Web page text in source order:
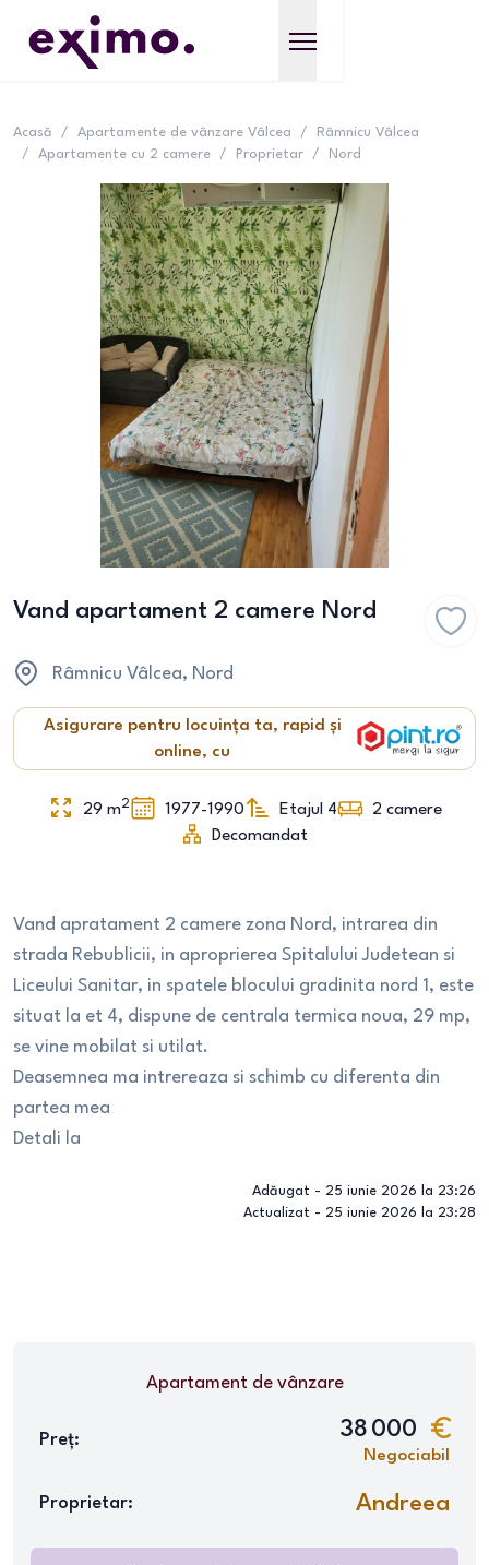
Acasă / Apartamente de vânzare Vâlcea /
Râmnicu Vâlcea
/
Apartamente cu 2 camere / Proprietar / Nord
Vand apartament 2 camere Nord
Râmnicu Vâlcea, Nord
Asigurare pentru locuința ta, rapid și
online, cu
29 m2 1977-1990 Etajul 4 2 camere
Decomandat
Vand apratament 2 camere zona Nord, intrarea din
strada Rebublicii, in aproprierea Spitalului Judetean si
Liceului Sanitar, in spatele blocului gradinita nord 1, este
situat la et 4, dispune de centrala termica noua, 29 mp,
se vine mobilat si utilat.
Deasemnea ma intrereaza si schimb cu diferenta din
partea mea
Detali la
Adăugat - 25 iunie 2026 la 23:26
Actualizat - 25 iunie 2026 la 23:28
Apartamentde vânzare
Preț: 38 000
Negociabil
Proprietar: Andreea